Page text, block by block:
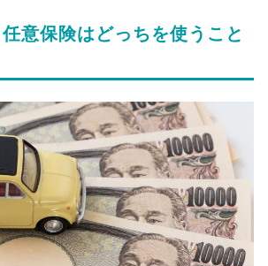
意保険はどっちを使うこと